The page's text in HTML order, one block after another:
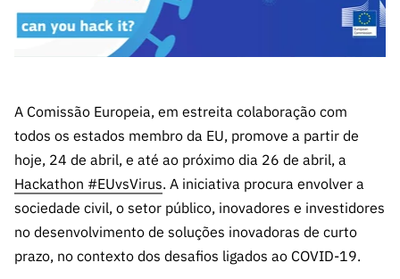
es de I&D
Infraestru
turas
Apoios
Infraestru
Prémios
Outros
Apoios
e Informação
estatísticos para fins
científicos – Protocolo
INE/DGEEC/FCT
Balcão da Ciência
Newsletter
Agenda
Publicações
Media e
Subscrever
Direct Mail
de
Concursos
FCT
90 Segundos
de Ciência
Transparência
Estratégico
Documentos de Gestão
Apoios Comunitários
Contactos
RÁPIDOS
Acreditaç
ão,
Certificaç
ão e
Benefícios
Fiscais
Recrutam
A Comissão Europeia, em estreita colaboração com
todos os estados membro da EU, promove a partir de
hoje, 24 de abril, e até ao próximo dia 26 de abril, a
Hackathon #EUvsVirus. A iniciativa procura envolver a
sociedade civil, o setor público, inovadores e investidores
no desenvolvimento de soluções inovadoras de curto
prazo, no contexto dos desafios ligados ao COVID-19.